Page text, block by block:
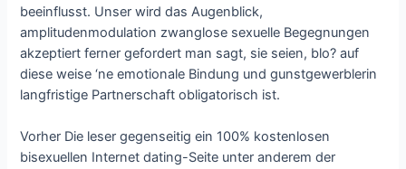
beeinflusst. Unser wird das Augenblick,
amplitudenmodulation zwanglose sexuelle Begegnungen
akzeptiert ferner gefordert man sagt, sie seien, blo? auf
diese weise ‘ne emotionale Bindung und gunstgewerblerin
langfristige Partnerschaft obligatorisch ist.
Vorher Die leser gegenseitig ein 100% kostenlosen
bisexuellen Internet dating-Seite unter anderem der